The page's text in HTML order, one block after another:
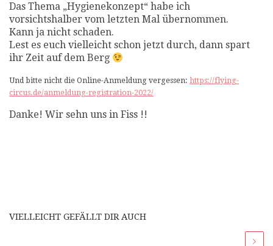
Das Thema „Hygienekonzept“ habe ich
vorsichtshalber vom letzten Mal übernommen.
Kann ja nicht schaden.
Lest es euch vielleicht schon jetzt durch, dann spart
ihr Zeit auf dem Berg
Und bitte nicht die Online-Anmeldung vergessen: https://flying-
circus.de/anmeldung-registration-2022/
Danke! Wir sehn uns in Fiss !!
VIELLEICHT GEFÄLLT DIR AUCH